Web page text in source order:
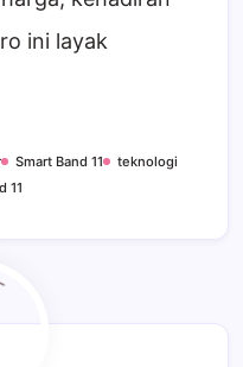
ini layak
Smart Band 11
teknologi
11